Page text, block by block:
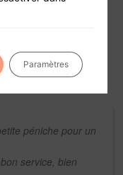
péniche pour un
service, bien
Paramètres